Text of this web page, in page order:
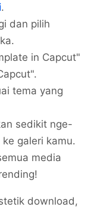
.
dan pilih
in Capcut"
tema yang
sedikit nge-
galeri kamu.
media
download,